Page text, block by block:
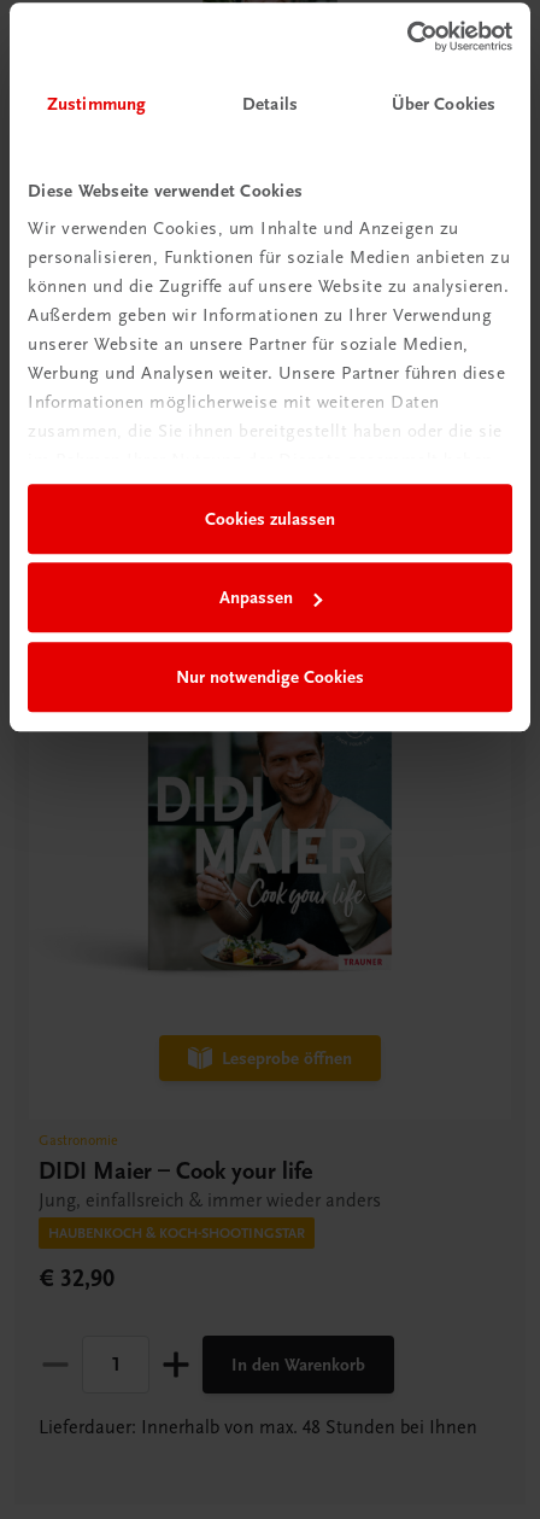
Zustimmung Details Über Cookies
Diese Webseite verwendet Cookies
Wir verwenden Cookies, um Inhalte und Anzeigen zu
personalisieren, Funktionen für soziale Medien anbieten zu
können und die Zugriffe auf unsere Website zu analysieren.
Außerdem geben wir Informationen zu Ihrer Verwendung
unserer Website an unsere Partner für soziale Medien,
Werbung und Analysen weiter. Unsere Partner führen diese
Informationen möglicherweise mit weiteren Daten
zusammen, die Sie ihnen bereitgestellt haben oder die sie
Cookies zulassen
Anpassen
Nur notwendige Cookies
Damit die Cookies die typischen Risse
Didi Maier
Leseprobe öffnen
Gastronomie
DIDI Maier – Cook your life
Jung, einfallsreich & immer wieder anders
HAUBENKOCH & KOCH-SHOOTINGSTAR
€ 32,90
In den Warenkorb
Lieferdauer: Innerhalb von max. 48 Stunden bei Ihnen